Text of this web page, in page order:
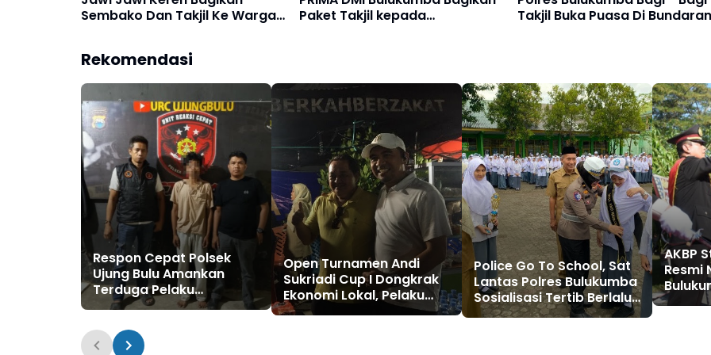
Sembako Dan Takjil Ke Warga
Paket Takjil kepada
Takjil Buka Puasa Di Bundaran
Rekomendasi
Respon Cepat Polsek
Ujung Bulu Amankan
Terduga Pelaku
Penyebaran Konten
Open Turnamen Andi
Sukriadi Cup I Dongkrak
Ekonomi Lokal, Pelaku
UMKM Raup Omzet
Police Go To School, Sat
Lantas Polres Bulukumba
Sosialisasi Tertib Berlalu
Lintas di Kalangan
AKBP
Resmi